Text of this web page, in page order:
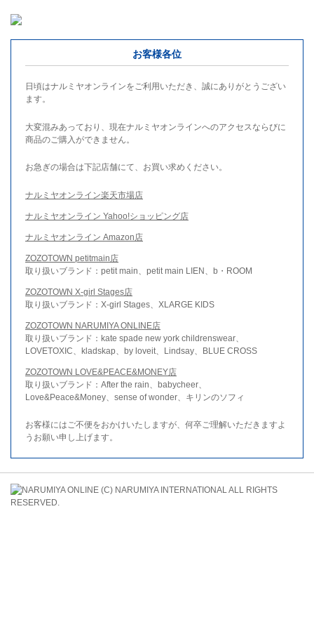
お客様各位
日頃はナルミヤオンラインをご利用いただき、誠にありがとうござい
ます。
大変混みあっており、現在ナルミヤオンラインへのアクセスならびに
商品のご購入ができません。
お急ぎの場合は下記店舗にて、お買い求めください。
ナルミヤオンライン楽天市場店
ナルミヤオンライン Yahoo!ショッピング店
ナルミヤオンライン Amazon店
ZOZOTOWN petitmain店
取り扱いブランド：petit main、petit main LIEN、b・ROOM
ZOZOTOWN X-girl Stages店
取り扱いブランド：X-girl Stages、XLARGE KIDS
ZOZOTOWN NARUMIYA ONLINE店
取り扱いブランド：kate spade new york childrenswear、
LOVETOXIC、kladskap、by loveit、Lindsay、BLUE CROSS
ZOZOTOWN LOVE&PEACE&MONEY店
取り扱いブランド：After the rain、babycheer、
Love&Peace&Money、sense of wonder、キリンのソフィ
お客様にはご不便をおかけいたしますが、何卒ご理解いただきますよ
うお願い申し上げます。